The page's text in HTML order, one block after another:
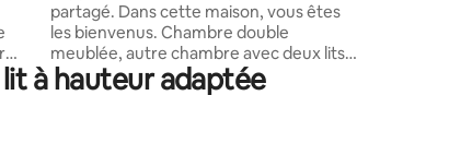
partagé. Dans cette maison, vous êtes
les bienvenus. Chambre double
meublée, autre chambre avec deux lits
simples (ou 1 lit double) et lit bébé sur
demande (inclus). Salon avec canapé-lit
à hauteur adaptée